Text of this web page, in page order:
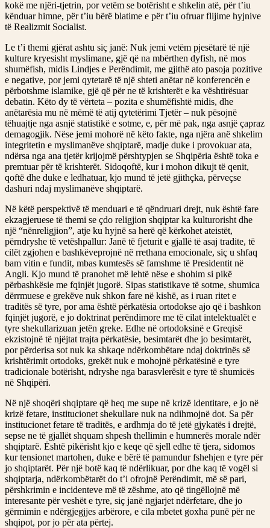
kokë me njëri-tjetrin, por vetëm se botërisht e shkelin atë, për t’iu
kënduar himne, për t’iu bërë blatime e për t’iu ofruar flijime hyjnive
të Realizmit Socialist.
Le t’i themi gjërat ashtu siç janë: Nuk jemi vetëm pjesëtarë të një
kulture kryesisht myslimane, gjë që na mbërthen dyfish, në mos
shumëfish, midis Lindjes e Perëndimit, me gjithë ato pasoja pozitive
e negative, por jemi qytetarë të një shteti anëtar në konferencën e
përbotshme islamike, gjë që për ne të krishterët e ka vështirësuar
debatin. Këto dy të vërteta – pozita e shumëfishtë midis, dhe
anëtarësia mu në mëmë të atij qytetërimi Tjetër – nuk pësojnë
tëhuajtje nga asnjë statistikë e sotme, e, për më pak, nga asnjë çapraz
demagogjik. Nëse jemi mohorë në këto fakte, nga njëra anë shkelim
integritetin e myslimanëve shqiptarë, madje duke i provokuar ata,
ndërsa nga ana tjetër krijojmë përshtypjen se Shqipëria është toka e
premtuar për të krishterët. Sidoqoftë, kur i mohon dikujt të qenit,
qoftë dhe duke e ledhatuar, kjo mund të jetë gjithçka, përveçse
dashuri ndaj myslimanëve shqiptarë.
Në këtë perspektivë të menduari e të qëndruari drejt, nuk është fare
ekzagjeruese të themi se çdo religjion shqiptar ka kulturorisht dhe
një “nënreligjion”, atje ku hyjnë sa herë që kërkohet ateistët,
përndryshe të vetëshpallur: Janë të fjeturit e gjallë të asaj tradite, të
cilët zgjohen e bashkëveprojnë në rrethana emocionale, siç u shfaq
bam vitin e fundit, mbas kumtesës së famshme të Presidentit në
Angli. Kjo mund të pranohet më lehtë nëse e shohim si pikë
përbashkësie me fqinjët jugorë. Sipas statistikave të sotme, shumica
dërrmuese e grekëve nuk shkon fare në kishë, as i ruan ritet e
traditës së tyre, por ama është përkatësia ortodokse ajo që i bashkon
fqinjët jugorë, e jo doktrinat perëndimore me të cilat intelektualët e
tyre shekullarizuan jetën greke. Edhe në ortodoksinë e Greqisë
ekzistojnë të njëjtat trajta përkatësie, besimtarët dhe jo besimtarët,
por përderisa sot nuk ka shkaqe ndërkombëtare ndaj doktrinës së
krishtërimit ortodoks, grekët nuk e mohojnë përkatësinë e tyre
tradicionale botërisht, ndryshe nga barasvlerësit e tyre të shumicës
në Shqipëri.
Në një shoqëri shqiptare që heq me supe në krizë identitare, e jo në
krizë fetare, institucionet shekullare nuk na ndihmojnë dot. Sa për
institucionet fetare të traditës, e ardhmja do të jetë gjykatës i drejtë,
sepse ne të gjallët shquam shpesh thellimin e humnerës morale ndër
shqiptarë. Është pikërisht kjo e keqe që sjell edhe të tjera, sidomos
kur tensionet martohen, duke e bërë të pamundur fshehjen e tyre për
jo shqiptarët. Për një botë kaq të ndërlikuar, por dhe kaq të vogël si
shqiptarja, ndërkombëtarët do t’i ofrojnë Perëndimit, më së pari,
përshkrimin e incidenteve më të zëshme, ato që tingëllojnë më
interesante për veshët e tyre, siç janë ngjarjet ndërfetare, dhe jo
gërmimin e ndërgjegjjes arbërore, e cila mbetet goxha punë për ne
shqipot, por jo për ata përtej.